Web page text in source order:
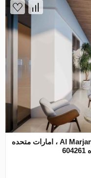
آپارتمان در Al Marjan Island، Ras Al Khaimah ، امارات متحده